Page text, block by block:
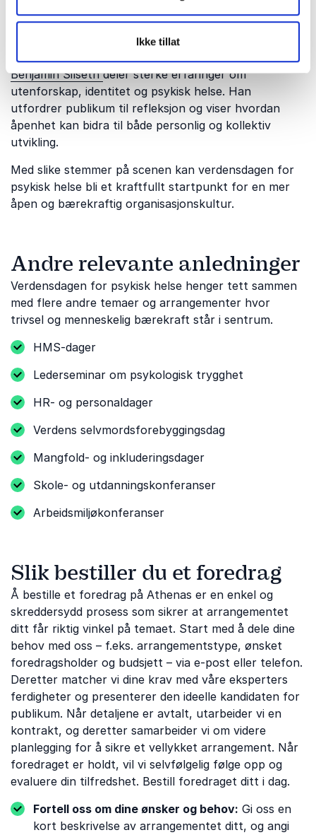
Ikke tillat
menneskelige reaksjoner. Hun skaper trygghet i
Benjamin Silsethdeler sterke erfaringer om
utenforskap, identitet og psykisk helse. Han
utfordrer publikum til refleksjon og viser hvordan
åpenhet kan bidra til både personlig og kollektiv
utvikling.
Med slike stemmer på scenen kan verdensdagen for
psykisk helse bli et kraftfullt startpunkt for en mer
åpen og bærekraftig organisasjonskultur.
Andre relevante anledninger
Verdensdagen for psykisk helse henger tett sammen
med flere andre temaer og arrangementer hvor
trivsel og menneskelig bærekraft står i sentrum.
HMS-dager
Lederseminar om psykologisk trygghet
HR- og personaldager
Verdens selvmordsforebyggingsdag
Mangfold- og inkluderingsdager
Skole- og utdanningskonferanser
Arbeidsmiljøkonferanser
Slik bestiller du et foredrag
Å bestille et foredrag på Athenas er en enkel og
skreddersydd prosess som sikrer at arrangementet
ditt får riktig vinkel på temaet. Start med å dele dine
behov med oss ​​– f.eks. arrangementstype, ønsket
foredragsholder og budsjett – via e-post eller telefon.
Deretter matcher vi dine krav med våre eksperters
ferdigheter og presenterer den ideelle kandidaten for
publikum. Når detaljene er avtalt, utarbeider vi en
kontrakt, og deretter samarbeider vi om videre
planlegging for å sikre et vellykket arrangement. Når
foredraget er holdt, vil vi selvfølgelig følge opp og
evaluere din tilfredshet. Bestill foredraget ditt i dag.
Fortell oss om dine ønsker og behov: Gi oss en
kort beskrivelse av arrangementet ditt, og angi